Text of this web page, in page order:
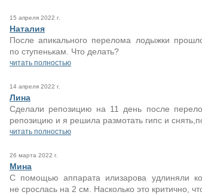
15 апреля 2022 г.
Наталия
После апикального перелома лодыжки
по ступенькам. Что делать?
читать полностью
14 апреля 2022 г.
Лина
Сделали репозицию на 11 день после
репозицию и я решила размотать гипс и
читать полностью
26 марта 2022 г.
Мина
С помощью аппарата илизарова удлиняли
не срослась на 2 см. Насколько это критично,